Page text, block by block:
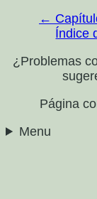
←
Índice
¿Problemas
Página
Menu